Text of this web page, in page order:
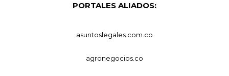
PORTALES ALIADOS:
asuntoslegales.com.co
agronegocios.co